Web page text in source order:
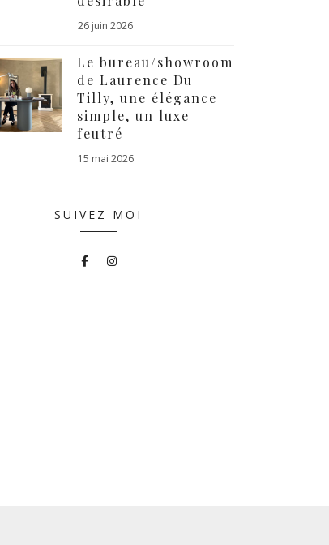
26 juin 2026
Le bureau/showroom
de Laurence Du
Tilly, une élégance
simple, un luxe
feutré
15 mai 2026
SUIVEZ MOI